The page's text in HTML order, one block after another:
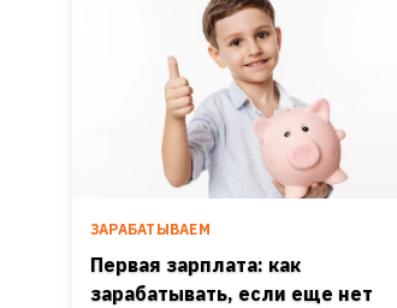
ЗАРАБАТЫВАЕМ
Первая зарплата: как
зарабатывать, если еще нет